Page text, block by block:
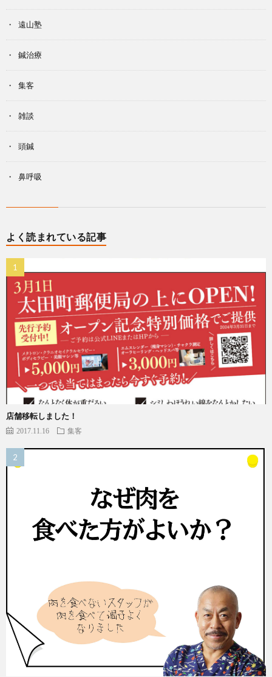
遠山塾
鍼治療
集客
雑談
頭鍼
鼻呼吸
よく読まれている記事
店舗移転しました！
2017.11.16 集客